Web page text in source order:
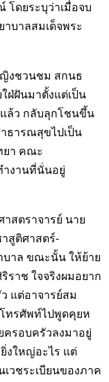
โดยระบุว่าเมื่อจบ
บาลสมเด็จพระ
งชวนชม สกนธ
ฝ่ฝันมาตั้งแต่เป็น
ล้ว กลับลุกโชนขึ้น
ธารณสุขไปเป็น
ยา คณะ
งานที่นั่นอยู่
สตราจารย์ นาย
สูติศาสตร์-
บาล ขณะนั้น ให้ย้าย
ราช ใจจริงผมอยาก
แต่อาจารย์สม
ทรศัพท์ไปพูดคุยห
ครอบครัวลงมาอยู่
งใหญ่อะไร แต่
วชระเบียนของภาค